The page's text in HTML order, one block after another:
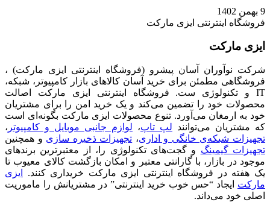
9 بهمن 1402
فروشگاه اینترنتی ایزی مارکت
ایزی مارکت
شرکت نوآوران آسان پیشرو (فروشگاه اینترنتی ایزی مارکت) ،
فروشگاهی مطمئن برای خرید آسان کالاهای بازار کامپیوتر، شبکه،
IT و تکنولوژی ست. فروشگاه اینترنتی ایزی مارکت اصالت
محصولات خود را تضمین می‌کند و یک خرید امن را برای مشتریان
خود به ارمغان می‌آورد. تنوع محصولات ایزی مارکت بگونه‌ای است
که مشتریان می‌توانند لپ تاپ، لوازم جانبی موبایل و کامپیوتر ،
تجهیزات شبکه‌ی خانگی و اداری، تجهیزات ذخیره سازی و همچنین
تجهیزات گیمینگ و گجت‌های تکنولوژی را، از معتبرترین برندهای
موجود در بازار، با گارانتی معتبر و امکان بازگشت کالای معیوب تا
یک هفته در فروشگاه اینترنتی ایزی مارکت خریداری کنند.
ایزی
مارکت ایجاد “حس خوب خرید اینترنتی” در مشتریانش را ماموریت
اصلی خود می‌داند.